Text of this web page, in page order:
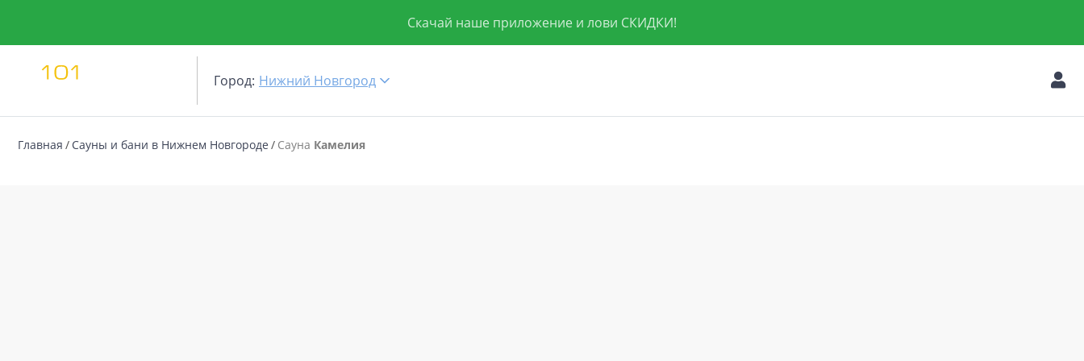
Скачай наше приложение и лови СКИДКИ!
Город: Нижний Новгород
Главная Сауны и бани в Нижнем Новгороде Сауна Камелия